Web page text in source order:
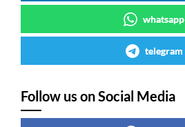
whatsapp
telegram
Follow us on Social Media